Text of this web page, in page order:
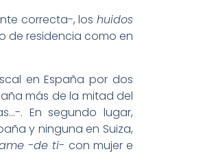
correcta-, loshuidos
de residencia como en
en España por dos
más de la mitad del
. En segundo lugar,
y ninguna en Suiza,
-de ti- con mujer e